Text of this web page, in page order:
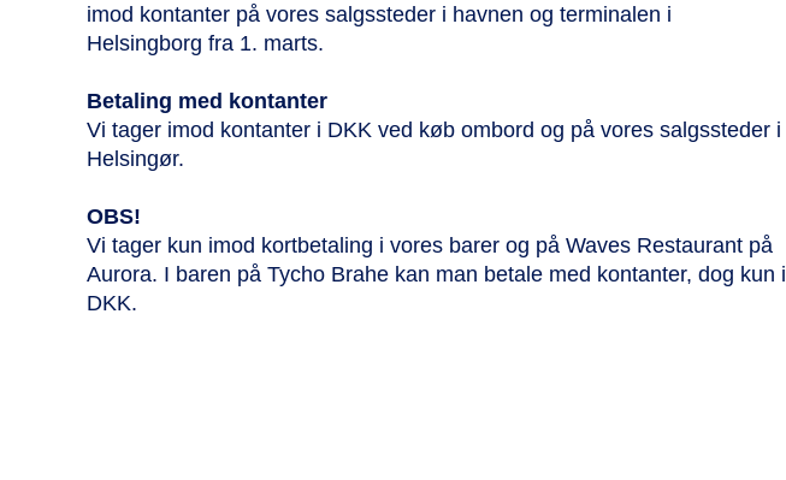
imod kontanter på vores salgssteder i havnen og terminalen i
Helsingborg fra 1. marts.
Betaling med kontanter
Vi tager imod kontanter i DKK ved køb ombord og på vores salgssteder i
Helsingør.
OBS!
Vi tager kun imod kortbetaling i vores barer og på Waves Restaurant på
Aurora. I baren på Tycho Brahe kan man betale med kontanter, dog kun i
DKK.